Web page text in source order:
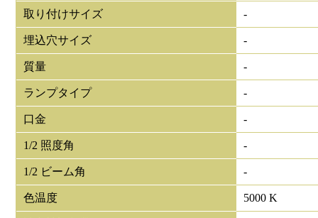
取り付けサイズ -
埋込穴サイズ -
質量 -
ランプタイプ -
口金 -
1/2 照度角 -
1/2 ビーム角 -
色温度 5000 K